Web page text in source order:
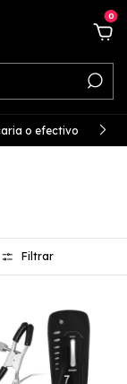
0
o efectivo
Filtrar